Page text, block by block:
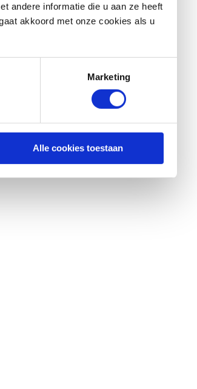
andere informatie die u aan ze heeft
akkoord met onze cookies als u
Marketing
Alle cookies toestaan